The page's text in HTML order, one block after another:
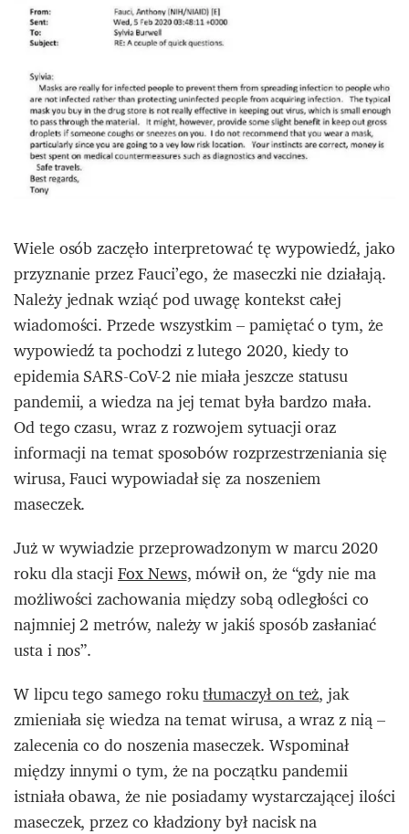
Wiele osób zaczęło interpretować tę wypowiedź, jako
przyznanie przez Fauci’ego, że maseczki nie działają.
Należy jednak wziąć pod uwagę kontekst całej
wiadomości. Przede wszystkim – pamiętać o tym, że
wypowiedź ta pochodzi z lutego 2020, kiedy to
epidemia SARS-CoV-2 nie miała jeszcze statusu
pandemii, a wiedza na jej temat była bardzo mała.
Od tego czasu, wraz z rozwojem sytuacji oraz
informacji na temat sposobów rozprzestrzeniania się
wirusa, Fauci wypowiadał się za noszeniem
maseczek.
Już w wywiadzie przeprowadzonym w marcu 2020
roku dla stacjiFox News, mówił on, że “gdy nie ma
możliwości zachowania między sobą odległości co
najmniej 2 metrów, należy w jakiś sposób zasłaniać
usta i nos”.
W lipcu tego samego rokutłumaczył on też, jak
zmieniała się wiedza na temat wirusa, a wraz z nią –
zalecenia co do noszenia maseczek. Wspominał
między innymi o tym, że na początku pandemii
istniała obawa, że nie posiadamy wystarczającej ilości
maseczek, przez co kładziony był nacisk na